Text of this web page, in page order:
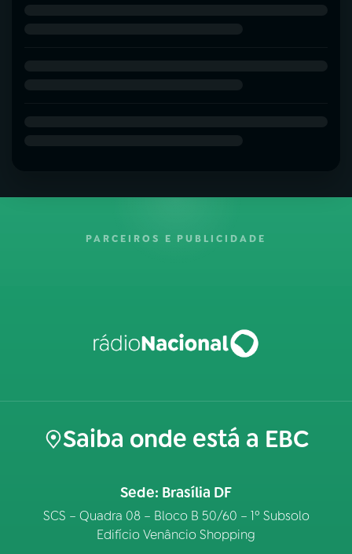
PARCEIROS E PUBLICIDADE
Saiba onde está a EBC
Sede: Brasília DF
SCS – Quadra 08 – Bloco B 50/60 – 1º Subsolo
Edifício Venâncio Shopping